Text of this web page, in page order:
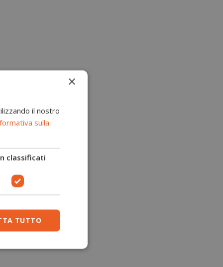
×
il nostro
sulla
classificati
TUTTO